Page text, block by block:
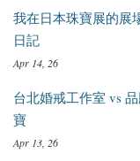
我在日本珠寶展的展
日記
Apr 14, 26
台北婚戒工作室 vs
寶
Apr 13, 26